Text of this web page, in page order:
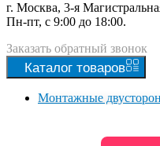
г. Москва, 3-я
Пн-пт, с 9:00 до 18:00.
Заказать обратный звонок
Каталог товаров
Монтажные